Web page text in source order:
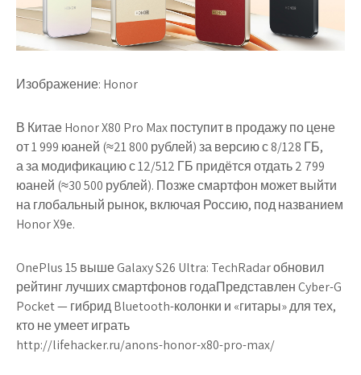
Изображение: Honor
В Китае Honor X80 Pro Max поступит в продажу по цене
от 1 999 юаней (≈21 800 рублей) за версию с 8/128 ГБ,
а за модификацию с 12/512 ГБ придётся отдать 2 799
юаней (≈30 500 рублей). Позже смартфон может выйти
на глобальный рынок, включая Россию, под названием
Honor X9e.
OnePlus 15 выше Galaxy S26 Ultra: TechRadar обновил
рейтинг лучших смартфонов годаПредставлен Cyber-G
Pocket — гибрид Bluetooth-колонки и «гитары» для тех,
кто не умеет играть
http://lifehacker.ru/anons-honor-x80-pro-max/